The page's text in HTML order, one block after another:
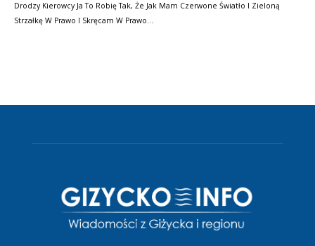
Drodzy Kierowcy Ja To Robię Tak, Że Jak Mam Czerwone Światło I Zieloną
Strzałkę W Prawo I Skręcam W Prawo…